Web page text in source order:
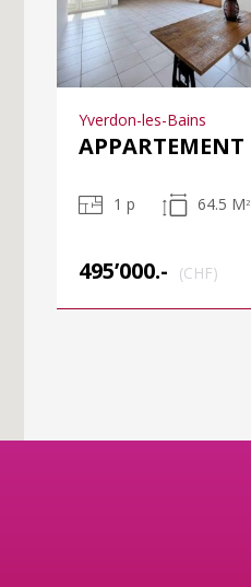
Yverdon-les-Bains
APPARTEMENT
1 p 64.5 M2
495’000.- (CHF)